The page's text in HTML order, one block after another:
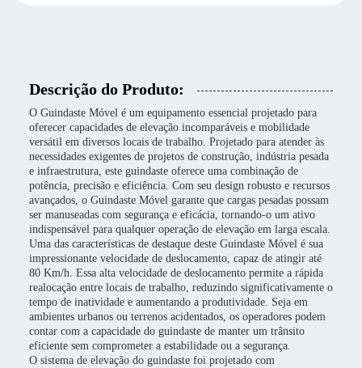
Descrição do Produto:
O Guindaste Móvel é um equipamento essencial projetado para
oferecer capacidades de elevação incomparáveis e mobilidade
versátil em diversos locais de trabalho. Projetado para atender às
necessidades exigentes de projetos de construção, indústria pesada
e infraestrutura, este guindaste oferece uma combinação de
potência, precisão e eficiência. Com seu design robusto e recursos
avançados, o Guindaste Móvel garante que cargas pesadas possam
ser manuseadas com segurança e eficácia, tornando-o um ativo
indispensável para qualquer operação de elevação em larga escala.
Uma das características de destaque deste Guindaste Móvel é sua
impressionante velocidade de deslocamento, capaz de atingir até
80 Km/h. Essa alta velocidade de deslocamento permite a rápida
realocação entre locais de trabalho, reduzindo significativamente o
tempo de inatividade e aumentando a produtividade. Seja em
ambientes urbanos ou terrenos acidentados, os operadores podem
contar com a capacidade do guindaste de manter um trânsito
eficiente sem comprometer a estabilidade ou a segurança.
O sistema de elevação do guindaste foi projetado com